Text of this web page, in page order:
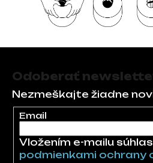
Odoberať
Nezmeškajte žiadne
Email
Vložením e-mailu
podmienkami ochrany